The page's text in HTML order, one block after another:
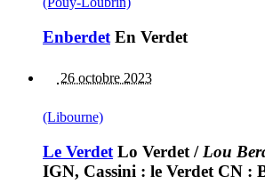
Enberdet En Verdet
26 octobre 2023
(Libourne)
Le Verdet Lo Verdet / Lou
IGN, Cassini : le Verdet CN :